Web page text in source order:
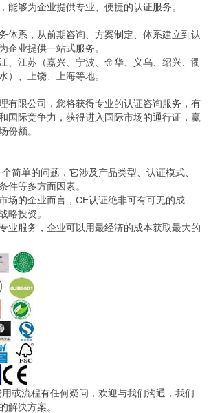
能够为企业提供专业、便捷的认证服务。
体系，从前期咨询、方案制定、体系建立到认
企业提供一站式服务。
、江苏（嘉兴、宁波、金华、义乌、绍兴、衢
）、上饶、上海等地。
有限公司，您将获得专业的认证咨询服务，有
国际竞争力，获得进入国际市场的通行证，赢
份额。
简单的问题，它涉及产品类型、认证模式、
件等多方面因素。
场的企业而言，CE认证绝非可有可无的成
略投资。
业服务，企业可以用最经济的成本获取最大的
或流程有任何疑问，欢迎与我们沟通，我们
解决方案。